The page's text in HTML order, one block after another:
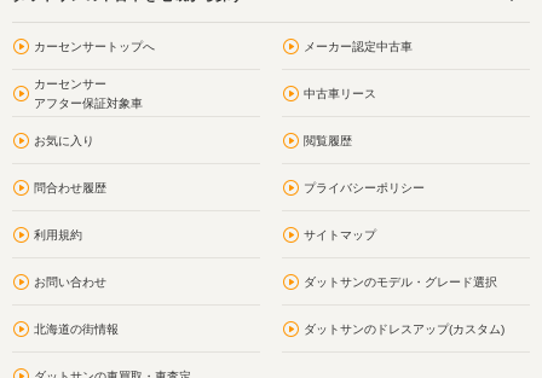
カーセンサートップへ メーカー認定中古車
カーセンサー
アフター保証対象車
中古車リース
お気に入り 閲覧履歴
問合わせ履歴 プライバシーポリシー
利用規約 サイトマップ
お問い合わせ ダットサンのモデル・グレード選択
北海道の街情報 ダットサンのドレスアップ(カスタム)